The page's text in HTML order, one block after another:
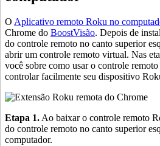
O Aplicativo remoto Roku no
Chrome do BoostVisão. Depois de
do controle remoto no canto superior
abrir um controle remoto virtual. Nas
você sobre como usar o controle
controlar facilmente seu dispositivo
Etapa 1.Ao baixar o controle remoto
do controle remoto no canto superior
computador.